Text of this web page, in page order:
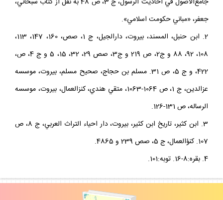
جعفر، «مباني حكومت اسلامي».
2. ابن حنبل، المسند، بيروت، دارالجيل، ج 1، صص، 160، 147، 113،
108، 92، 88 و ج2، ص 219 و ج3، صص 29، 32، 15، 5 و ج 4، ص،
422، و ج 5، ص 31. مسلم بن حجاج، صحيح مسلم، بيروت، موسسه
عزالدين، ج 1، ص 1064-1063، متقي هندي، كنزالعمال، بيروت، موسسه
الرساله، ص 131-126.
3. ابن كثير، تاريخ ابن كثير، بيروت، دار احياء التراث العربي، ج 8، ص
107. كنؤالعمال، ج 5، صص 239 و 4865.
4. بقره:8-16. توبه:101.